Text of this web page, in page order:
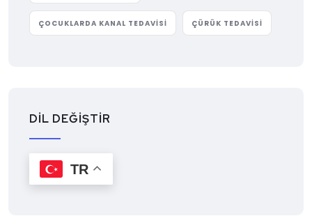
ÇOCUKLARDA KANAL TEDAVISI ÇÜRÜK TEDAVISI
DİL DEĞİŞTİR
TR